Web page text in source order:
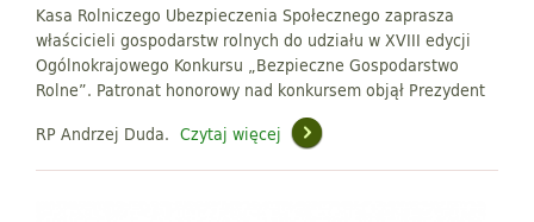
Kasa Rolniczego Ubezpieczenia Społecznego zaprasza
właścicieli gospodarstw rolnych do udziału w XVIII edycji
Ogólnokrajowego Konkursu „Bezpieczne Gospodarstwo
Rolne”. Patronat honorowy nad konkursem objął Prezydent
RP Andrzej Duda. Czytaj więcej